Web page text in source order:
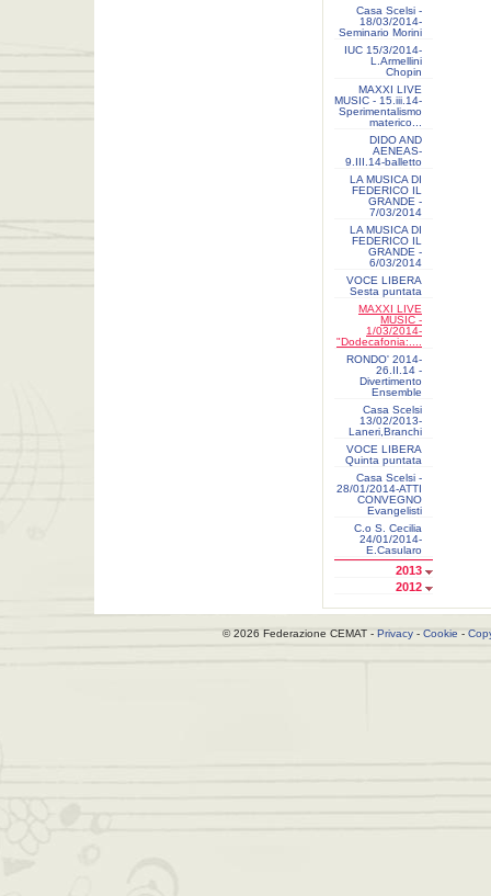
Casa Scelsi -
18/03/2014-
Seminario Morini
IUC 15/3/2014-
L.Armellini
Chopin
MAXXI LIVE
MUSIC - 15.iii.14-
Sperimentalismo
materico...
DIDO AND
AENEAS-
9.III.14-balletto
LA MUSICA DI
FEDERICO IL
GRANDE -
7/03/2014
LA MUSICA DI
FEDERICO IL
GRANDE -
6/03/2014
VOCE LIBERA
Sesta puntata
MAXXI LIVE
MUSIC -
1/03/2014-
"Dodecafonia:....
RONDO' 2014-
26.II.14 -
Divertimento
Ensemble
Casa Scelsi
13/02/2013-
Laneri,Branchi
VOCE LIBERA
Quinta puntata
Casa Scelsi -
28/01/2014-ATTI
CONVEGNO
Evangelisti
C.o S. Cecilia
24/01/2014-
E.Casularo
2013
2012
© 2026 Federazione CEMAT - Privacy - Cookie -